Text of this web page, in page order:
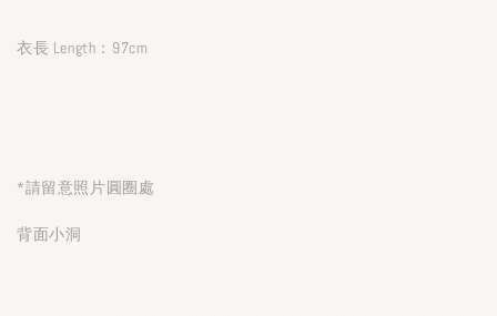
衣長 Length：97cm
*請留意照片圓圈處
背面小洞